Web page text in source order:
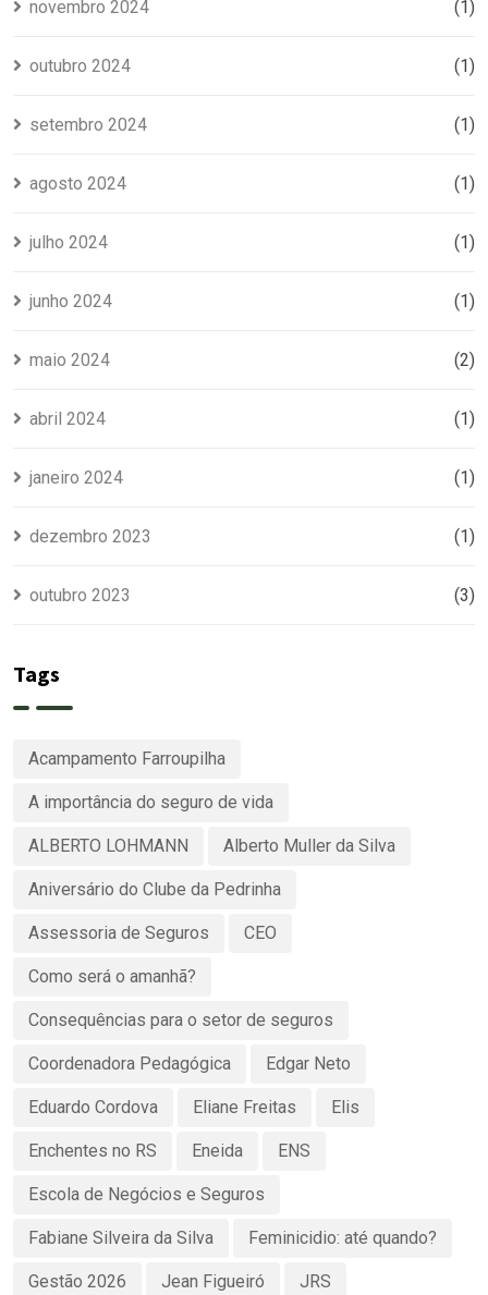
novembro 2024 (1)
outubro 2024 (1)
setembro 2024 (1)
agosto 2024 (1)
julho 2024 (1)
junho 2024 (1)
maio 2024 (2)
abril 2024 (1)
janeiro 2024 (1)
dezembro 2023 (1)
outubro 2023 (3)
Tags
Acampamento Farroupilha
A importância do seguro de vida
ALBERTO LOHMANN Alberto Muller da Silva
Aniversário do Clube da Pedrinha
Assessoria de Seguros CEO
Como será o amanhã?
Consequências para o setor de seguros
Coordenadora Pedagógica Edgar Neto
Eduardo Cordova Eliane Freitas Elis
Enchentes no RS Eneida ENS
Escola de Negócios e Seguros
Fabiane Silveira da Silva Feminicidio: até quando?
Gestão 2026 Jean Figueiró JRS